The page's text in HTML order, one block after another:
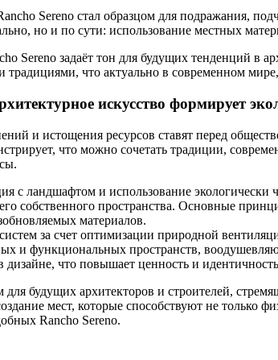
Sereno стал образцом для подражания,
но и по сути: использование местных
Sereno задаёт тон для будущих тенденций
традициями, что актуально в современном
искусство формирует
и истощения ресурсов ставят перед
что можно сочетать традиции,
с ландшафтом и использование
собственного пространства. Основные
материалов.
за счет оптимизации природной
и функциональных пространств,
что повышает ценность и
будущих архитекторов и строителей,
мест, которые способствуют не только
Rancho Sereno.